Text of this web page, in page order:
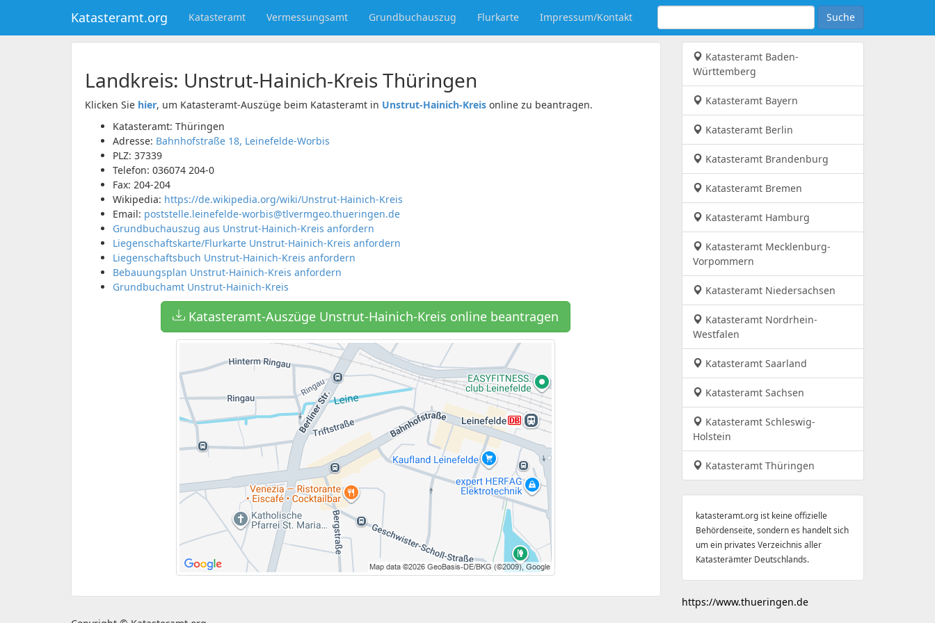
Katasteramt.org Katasteramt Vermessungsamt Grundbuchauszug Flurkarte Impressum/Kontakt Suche
Landkreis: Unstrut-Hainich-KreisThüringen
Klicken Sie hier, um Katasteramt-Auszüge beim Katasteramt in Unstrut-Hainich-Kreis online zu beantragen.
Katasteramt: Thüringen
Adresse: Bahnhofstraße 18, Leinefelde-Worbis
PLZ: 37339
Telefon: 036074 204-0
Fax: 204-204
Wikipedia: https://de.wikipedia.org/wiki/Unstrut-Hainich-Kreis
Email: poststelle.leinefelde-worbis@tlvermgeo.thueringen.de
Grundbuchauszug aus Unstrut-Hainich-Kreis anfordern
Liegenschaftskarte/Flurkarte Unstrut-Hainich-Kreis anfordern
Liegenschaftsbuch Unstrut-Hainich-Kreis anfordern
Bebauungsplan Unstrut-Hainich-Kreis anfordern
Grundbuchamt Unstrut-Hainich-Kreis
Katasteramt-Auszüge Unstrut-Hainich-Kreis online beantragen
Katasteramt Baden-
Württemberg
Katasteramt Bayern
Katasteramt Berlin
Katasteramt Brandenburg
Katasteramt Bremen
Katasteramt Hamburg
Katasteramt Mecklenburg-
Vorpommern
Katasteramt Niedersachsen
Katasteramt Nordrhein-
Westfalen
Katasteramt Saarland
Katasteramt Sachsen
Katasteramt Schleswig-
Holstein
Katasteramt Thüringen
katasteramt.org ist keine offizielle
Behördenseite, sondern es handelt sich
um ein privates Verzeichnis aller
Katasterämter Deutschlands.
https://www.thueringen.de